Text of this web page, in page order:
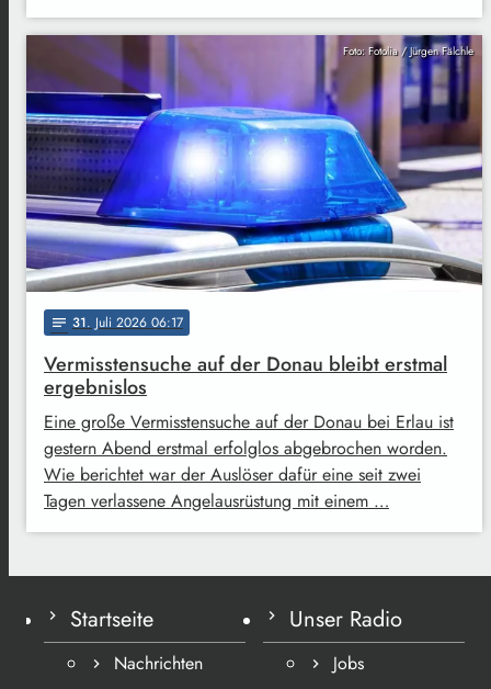
Foto: Fotolia / Jürgen Fälchle
notes 31. Juli 2026 06:17
Vermisstensuche auf der Donau bleibt erstmal
ergebnislos
Eine große Vermisstensuche auf der Donau bei Erlau ist
gestern Abend erstmal erfolglos abgebrochen worden.
Wie berichtet war der Auslöser dafür eine seit zwei
Tagen verlassene Angelausrüstung mit einem …
Startseite
Nachrichten
Unser Radio
Jobs